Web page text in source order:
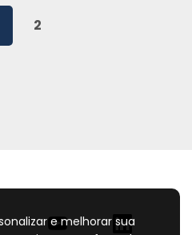
2
e melhorar sua